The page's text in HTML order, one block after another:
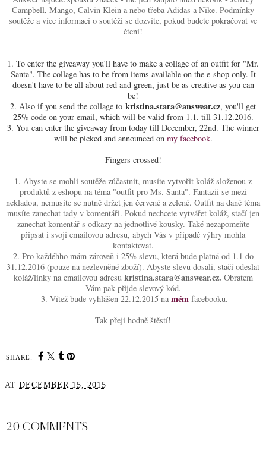
Campbell, Mango, Calvin Klein a nebo třeba Adidas a Nike. Podmínky
soutěže a více informací o soutěži se dozvíte, pokud budete pokračovat ve
čtení!
1. To enter the giveaway you'll have to make a collage of an outfit for "Mr.
Santa". The collage has to be from items available on the e-shop only. It
doesn't have to be all about red and green, just be as creative as you can
be!
2. Also if you send the collage to kristina.stara@answear.cz, you'll get
25% code on your email, which will be valid from 1.1. till 31.12.2016.
3. You can enter the giveaway from today till December, 22nd. The winner
will be picked and announced on my facebook.
Fingers crossed!
1. Abyste se mohli soutěže zúčastnit, musíte vytvořit koláž složenou z
produktů z eshopu na téma "outfit pro Ms. Santa". Fantazii se mezi
nekladou, nemusíte se nutně držet jen červené a zelené. Outfit na dané téma
musíte zanechat tady v komentáři. Pokud nechcete vytvářet koláž, stačí jen
zanechat komentář s odkazy na jednotlivé kousky. Také nezapomeňte
připsat i svojí emailovou adresu, abych Vás v případě výhry mohla
kontaktovat.
2. Pro každéhho mám zároveň i 25% slevu, která bude platná od 1.1 do
31.12.2016 (pouze na nezlevněné zboží). Abyste slevu dosali, stačí odeslat
koláž/linky na emailovou adresu kristina.stara@answear.cz. Obratem
Vám pak přijde slevový kód.
3. Vítež bude vyhlášen 22.12.2015 na mém facebooku.
Tak přeji hodně štěstí!
SHARE:
AT DECEMBER 15, 2015
20 COMMENTS